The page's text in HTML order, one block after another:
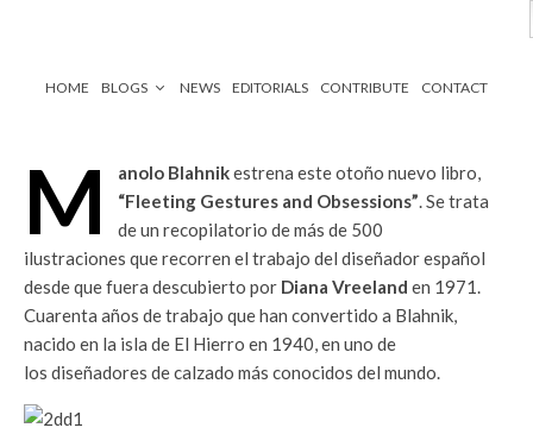
HOME BLOGS NEWS EDITORIALS CONTRIBUTE CONTACT
M anolo Blahnikestrena este otoño nuevo libro,
“Fleeting Gestures and Obsessions”. Se trata
de un recopilatorio de más de 500
ilustraciones que recorren el trabajo del diseñador español
desde que fuera descubierto por Diana Vreeland en 1971.
Cuarenta años de trabajo que han convertido a Blahnik,
nacido en la isla de El Hierro en 1940, en uno de
los diseñadores de calzado más conocidos del mundo.